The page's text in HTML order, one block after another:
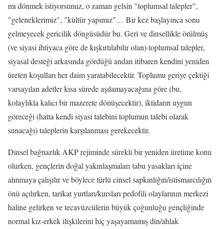
mı dönmek istiyorsunuz, o zaman gelsin "toplumsal talepler",
"geleneklerimiz", "kültür yapımız"… Bir kez başlayınca sonu
gelmeyecek gericilik döngüsüdür bu. Geri ve dinsellikle örülmüş
(ve siyasi ihtiyaca göre de kışkırtılabilir olan) toplumsal talepler,
siyasal desteği arkasında gördüğü andan itibaren kendini yeniden
üreten koşulları her daim yaratabilecektir. Toplumu geriye çektiği
varsayılan adetler kısa sürede aşılamayacağına göre (bu,
kolaylıkla kalıcı bir mazerete dönüşecektir), iktidarın uygun
göreceği (hatta kendi siyasi talebini toplumun talebi olarak
sunacağı) taleplerin karşılanması gerekecektir.
Dinsel bağnazlık AKP rejiminde sürekli bir yeniden üretime konu
olurken, gençlerin doğal yakınlaşmaları tabu yasakları içine
alınmaya çalışılır ve böylece türlü cinsel sapkınlığın/istismarcılığın
önü açılırken, tarikat yurtları/kursları pedofili olaylarının merkezi
haline gelirken ve tecavüzcülerin büyük çoğunluğu gençliğinde
normal kız-erkek ilişkilerini hiç yaşayamamış din/ahlak